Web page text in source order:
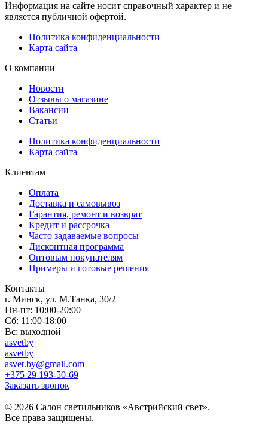
Информация на сайте носит справочный характер и не
является публичной офертой.
Политика конфиденциальности
Карта сайта
О компании
Новости
Отзывы о магазине
Вакансии
Статьи
Политика конфиденциальности
Карта сайта
Клиентам
Оплата
Доставка и самовывоз
Гарантия, ремонт и возврат
Кредит и рассрочка
Часто задаваемые вопросы
Дисконтная программа
Оптовым покупателям
Примеры и готовые решения
Контакты
г. Минск, ул. М.Танка, 30/2
Пн-пт: 10:00-20:00
Сб: 11:00-18:00
Вс: выходной
asvetby
asvetby
asvet.by@gmail.com
+375 29 193-50-69
Заказать звонок
© 2026 Салон светильников «Австрийский свет».
Все права защищены.